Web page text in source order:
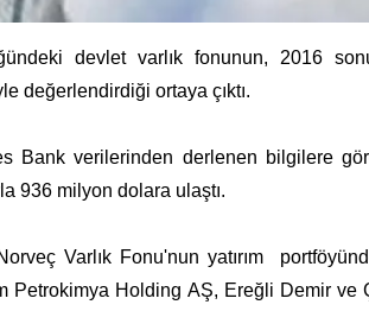
devlet varlık fonunun, 2016
değerlendirdiği ortaya çıktı.
Bank verilerinden derlenen bilgilere
936 milyon dolara ulaştı.
Varlık Fonu'nun yatırım
Petrokimya Holding AŞ, Ereğli Demir ve